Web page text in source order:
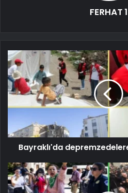
FERHAT 1
Bayraklı'da